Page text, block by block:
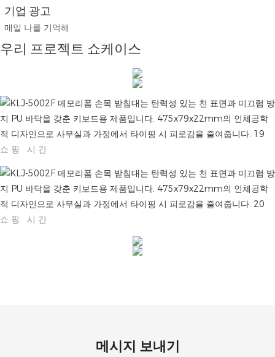
기업 광고
매일 나를 기억해
우리 프로젝트 쇼케이스
쇼핑 시간
쇼핑 시간
메시지 보내기